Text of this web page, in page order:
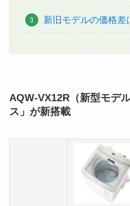
新旧モデルの価格差
AQW-VX12R（新型モデ
ス」が新搭載